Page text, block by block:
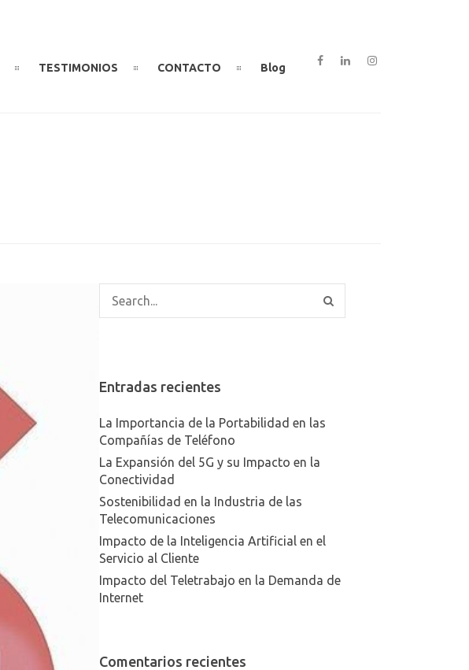
TESTIMONIOS CONTACTO Blog
Entradas recientes
La Importancia de la Portabilidad en las
Compañías de Teléfono
La Expansión del 5G y su Impacto en la
Conectividad
Sostenibilidad en la Industria de las
Telecomunicaciones
Impacto de la Inteligencia Artificial en el
Servicio al Cliente
Impacto del Teletrabajo en la Demanda de
Internet
Comentarios recientes